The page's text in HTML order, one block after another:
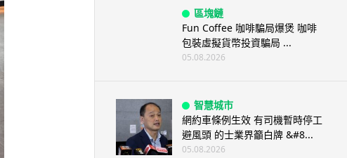
區塊鏈
Fun Coffee 咖啡騙局爆煲 咖啡
包裝虛擬貨幣投資騙局 ...
05.08.2026
智慧城市
網約車條例生效 有司機暫時停工
避風頭 的士業界籲白牌 &#8...
05.08.2026